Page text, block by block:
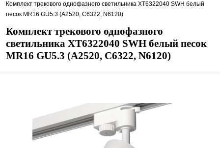
Комплект трекового однофазного светильника XT6322040 SWH белый
песок MR16 GU5.3 (A2520, C6322, N6120)
Комплект трекового однофазного
светильника XT6322040 SWH белый песок
MR16 GU5.3 (A2520, C6322, N6120)